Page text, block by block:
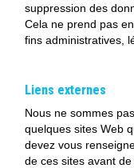
suppression des
Cela ne prend pas
fins administratives,
Liens externes
Nous ne sommes
quelques sites Web
devez vous
de ces sites avant